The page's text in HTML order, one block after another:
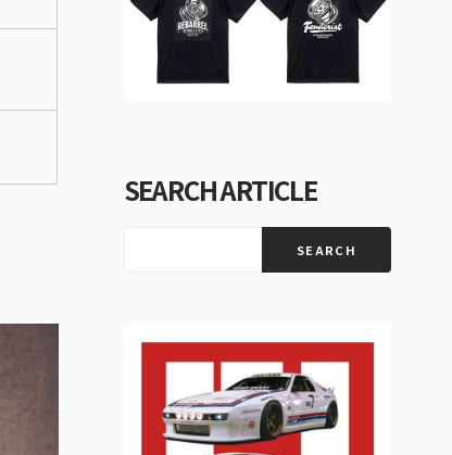
SEARCH ARTICLE
SEARCH